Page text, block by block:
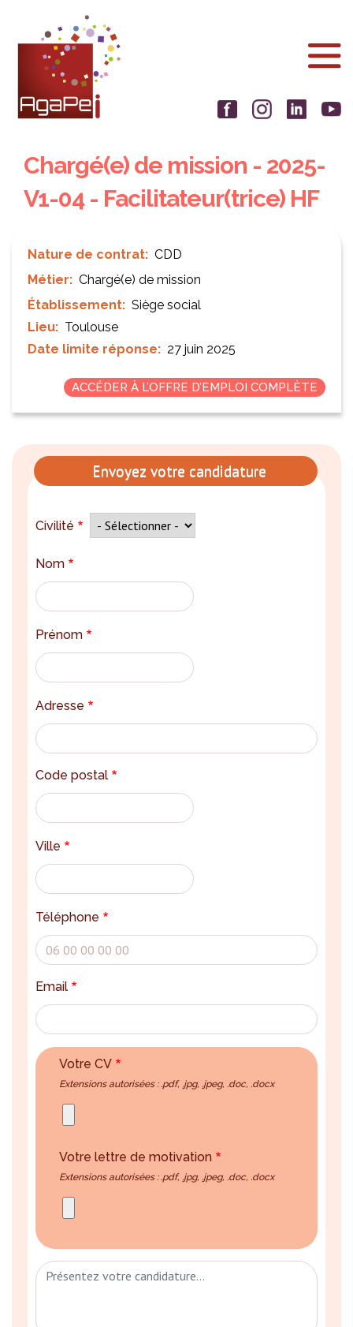
contenu
principal
Chargé(e) de mission - 2025-
V1-04 - Facilitateur(trice) HF
Nature de contrat
CDD
Métier
Chargé(e) de mission
Établissement
Siège social
Lieu
Toulouse
Date limite réponse
27 juin 2025
ACCÉDER À L’OFFRE D’EMPLOI COMPLÈTE
Envoyez votre candidature
Civilité
Nom
Prénom
Adresse
Code postal
Ville
Téléphone
Email
Votre CV
Extensions autorisées : .pdf, .jpg, .jpeg, .doc, .docx
Votre lettre de motivation
Extensions autorisées : .pdf, .jpg, .jpeg, .doc, .docx